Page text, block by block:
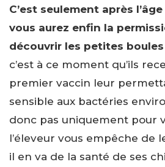
C’est seulement après
vous aurez enfin la
découvrir les petites
c’est à ce moment qu’ils
premier vaccin leur
sensible aux bactéries
donc pas uniquement pour
l’éleveur vous empêche de
il en va de la santé de ses